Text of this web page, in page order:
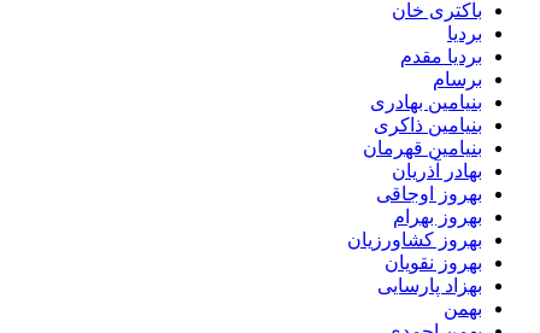
باکتری خان
بردیا
بردیا مقدم
برسام
بنیامین بهادری
بنیامین ذاکری
بنیامین قهرمان
بهادر آذریان
بهروز اوجاقی
بهروز بهرام
بهروز کشاورزیان
بهروز نقویان
بهزاد پارسایی
بهمن